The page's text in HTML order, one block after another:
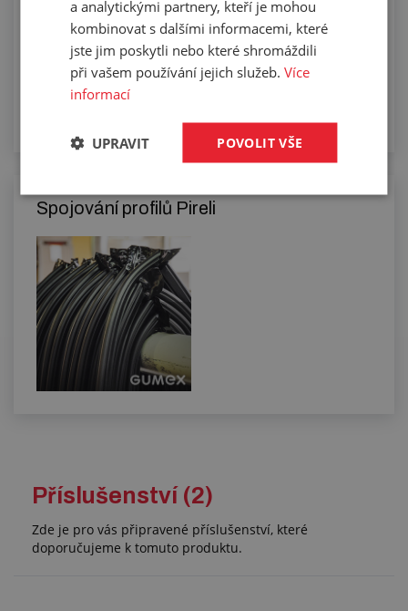
Spojování profilů Pireli
Příslušenství (2)
Zde je pro vás připravené příslušenství, které
doporučujeme k tomuto produktu.
a analytickými partnery, kteří je mohou
kombinovat s dalšími informacemi, které
jste jim poskytli nebo které shromáždili
při vašem používání jejich služeb.Více
informací
POVOLIT VŠE
UPRAVIT